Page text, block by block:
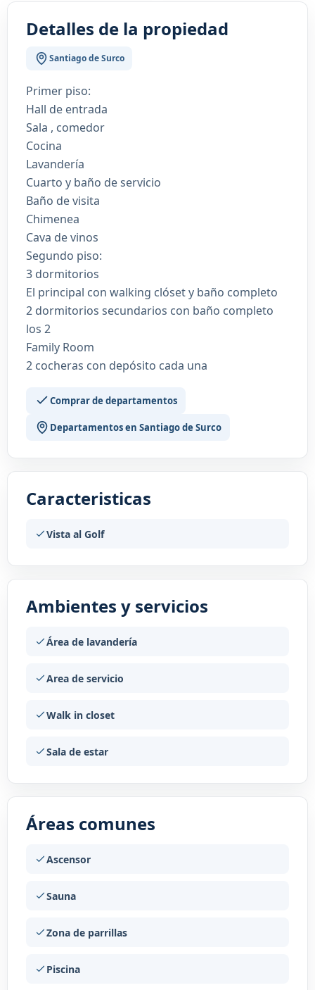
Detalles de la propiedad
Santiago de Surco
Primer piso:
Hall de entrada
Sala , comedor
Cocina
Lavandería
Cuarto y baño de servicio
Baño de visita
Chimenea
Cava de vinos
Segundo piso:
3 dormitorios
El principal con walking clóset y baño completo
2 dormitorios secundarios con baño completo
los 2
Family Room
2 cocheras con depósito cada una
Comprar de departamentos
Departamentos en Santiago de Surco
Caracteristicas
Vista al Golf
Ambientes y servicios
Área de lavandería
Area de servicio
Walk in closet
Sala de estar
Áreas comunes
Ascensor
Sauna
Zona de parrillas
Piscina